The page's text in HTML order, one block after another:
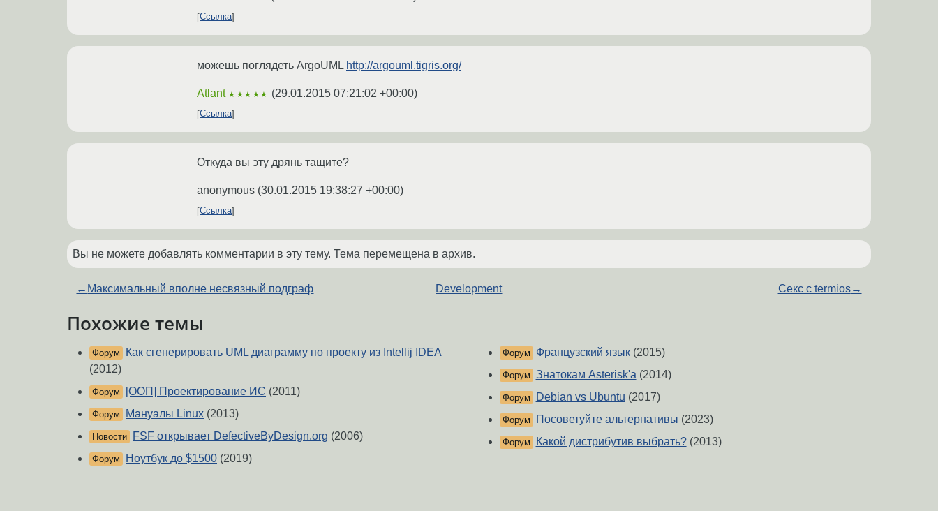
Ссылка
можешь поглядеть ArgoUML http://argouml.tigris.org/
Atlant ★★★★★ (29.01.2015 07:21:02 +00:00)
Ссылка
Откуда вы эту дрянь тащите?
anonymous (30.01.2015 19:38:27 +00:00)
Ссылка
Вы не можете добавлять комментарии в эту тему. Тема перемещена в архив.
← Максимальный вполне несвязный подграф Development Секс с termios→
Похожие темы
Форум
Как сгенерировать UML диаграмму по проекту из Intellij IDEA
(2012)
Форум [ООП] Проектирование ИС (2011)
Форум Мануалы Linux (2013)
Новости FSF открывает DefectiveByDesign.org (2006)
Форум Ноутбук до $1500 (2019)
Форум Французский язык(2015)
Форум Знатокам Asterisk'а(2014)
Форум Debian vs Ubuntu (2017)
Форум Посоветуйте альтернативы (2023)
Форум Какой дистрибутив выбрать?(2013)